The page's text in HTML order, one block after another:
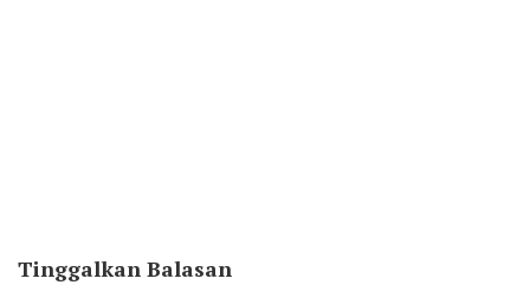
Tinggalkan Balasan